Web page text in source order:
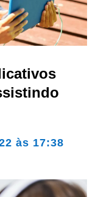
às 17:38